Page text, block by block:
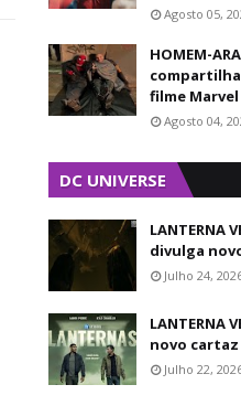
Agosto 05,
HOMEM-
filme Marvel
Agosto 04,
DC UNIVERSE
LANTERNA
divulga
Julho 24,
LANTERNA
novo cartaz
Julho 22,